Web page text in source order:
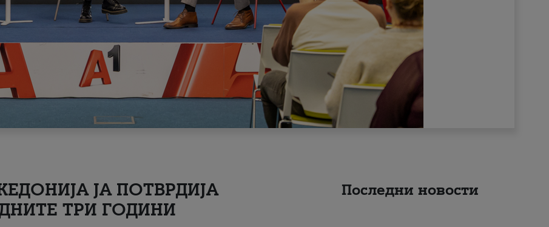
ЈА ПОТВРДИЈА
ТРИ ГОДИНИ
Последни новости